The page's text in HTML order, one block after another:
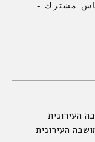
مشترك –
העירונית
העירונית